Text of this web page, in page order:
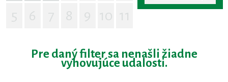
Pre daný filter sa nenašli žiadne
vyhovujúce udalosti.